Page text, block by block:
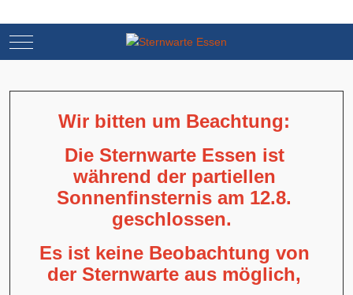
Mobile Menu Toggle
Wir bitten um Beachtung:
Die Sternwarte Essen ist
während der partiellen
Sonnenfinsternis am 12.8.
geschlossen.
Es ist keine Beobachtung von
der Sternwarte aus möglich,